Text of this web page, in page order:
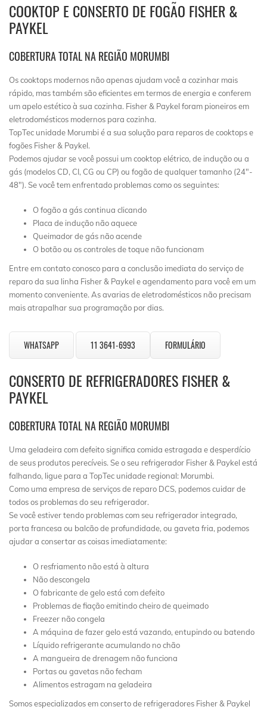
COOKTOP E CONSERTO DE FOGÃO FISHER &
PAYKEL
COBERTURA TOTAL NA REGIÃO MORUMBI
Os cooktops modernos não apenas ajudam você a cozinhar mais
rápido, mas também são eficientes em termos de energia e conferem
um apelo estético à sua cozinha. Fisher & Paykel foram pioneiros em
eletrodomésticos modernos para cozinha.
TopTec unidade Morumbi é a sua solução para reparos de cooktops e
fogões Fisher & Paykel.
Podemos ajudar se você possui um cooktop elétrico, de indução ou a
gás (modelos CD, CI, CG ou CP) ou fogão de qualquer tamanho (24″-
48″). Se você tem enfrentado problemas como os seguintes:
O fogão a gás continua clicando
Placa de indução não aquece
Queimador de gás não acende
O botão ou os controles de toque não funcionam
Entre em contato conosco para a conclusão imediata do serviço de
reparo da sua linha Fisher & Paykel e agendamento para você em um
momento conveniente. As avarias de eletrodomésticos não precisam
mais atrapalhar sua programação por dias.
WHATSAPP 11 3641-6993 FORMULÁRIO
CONSERTO DE REFRIGERADORES FISHER &
PAYKEL
COBERTURA TOTAL NA REGIÃO MORUMBI
Uma geladeira com defeito significa comida estragada e desperdício
de seus produtos perecíveis. Se o seu refrigerador Fisher & Paykel está
falhando, ligue para a TopTec unidade regional: Morumbi.
Como uma empresa de serviços de reparo DCS, podemos cuidar de
todos os problemas do seu refrigerador.
Se você estiver tendo problemas com seu refrigerador integrado,
porta francesa ou balcão de profundidade, ou gaveta fria, podemos
ajudar a consertar as coisas imediatamente:
O resfriamento não está à altura
Não descongela
O fabricante de gelo está com defeito
Problemas de fiação emitindo cheiro de queimado
Freezer não congela
A máquina de fazer gelo está vazando, entupindo ou batendo
Líquido refrigerante acumulando no chão
A mangueira de drenagem não funciona
Portas ou gavetas não fecham
Alimentos estragam na geladeira
Somos especializados em conserto de refrigeradores Fisher & Paykel